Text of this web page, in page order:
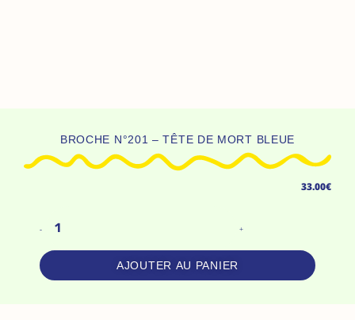
BROCHE N°201 – TÊTE DE MORT BLEUE
33.00€
-
De
Broche
N°201
+
AJOUTER AU PANIER